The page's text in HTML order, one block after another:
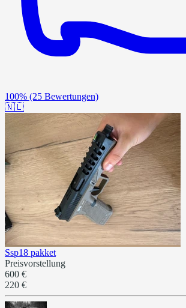
100% (25 Bewertungen)
🇳🇱
Ssp18 pakket
Preisvorstellung
600 €
220 €